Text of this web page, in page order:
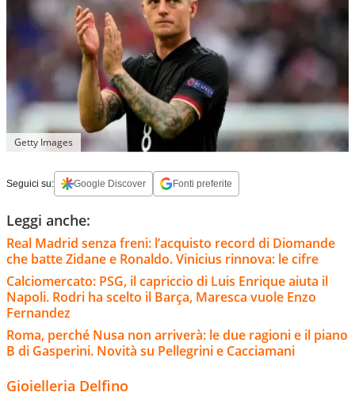
Getty Images
Seguici su: Google Discover Fonti preferite
Leggi anche:
Real Madrid senza freni: l’acquisto record di Diomande
che batte Zidane e Ronaldo. Vinicius rinnova: le cifre
Calciomercato: PSG, il capriccio di Luis Enrique aiuta il
Napoli. Rodri ha scelto il Barça, Maresca vuole Enzo
Fernandez
Roma, perché Nusa non arriverà: le due ragioni e il piano
B di Gasperini. Novità su Pellegrini e Cacciamani
Gioielleria Delfino